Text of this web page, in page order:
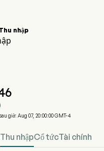
nhập
giờ: Aug 07, 20:00:00 GMT-4
Thu nhậpCổ tứcTài chính